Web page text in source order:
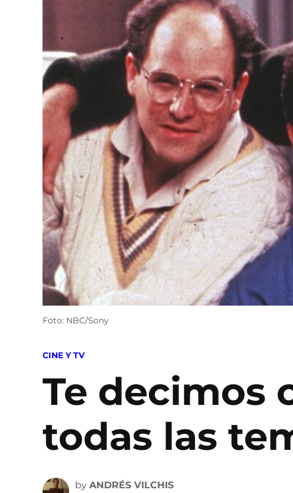
Foto: NBC/Sony
POSTED
CINE Y TV
Te decimos
todas las
by ANDRÉS VILCHIS